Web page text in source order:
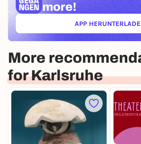
more!
APP (ÖFFNET
More
for Karlsruhe